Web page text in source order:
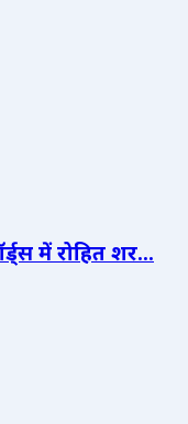
में रोहित शर...